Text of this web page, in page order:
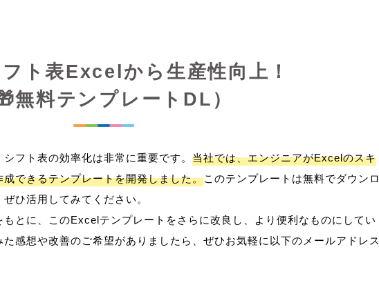
ト表Excelから生産性向上！
🎁無料テンプレートDL）
フト表の効率化は非常に重要です。 当社では、エンジニアがExcelのスキ
できるテンプレートを開発しました。このテンプレートは無料でダウンロ
ひ活用してみてください。
とに、このExcelテンプレートをさらに改良し、より便利なものにしてい
感想や改善のご希望がありましたら、ぜひお気軽に以下のメールアドレス